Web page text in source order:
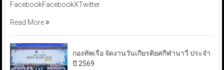
FacebookFacebookXTwitter
Read More
กองทัพเรือ จัดงานวันเกียรติยศกีฬานาวี ประจำ
ปี 2569